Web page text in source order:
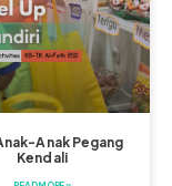
Anak Pegang
Kendali